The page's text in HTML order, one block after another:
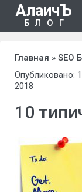
АлаичЪ
БЛОГ
Главная » SEO
Опубликовано:
2018
10